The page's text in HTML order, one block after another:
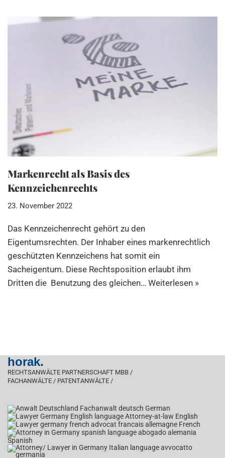
Markenrecht als Basis des
Kennzeichenrechts
23. November 2022
Das Kennzeichenrecht gehört zu den
Eigentumsrechten. Der Inhaber eines markenrechtlich
geschützten Kennzeichens hat somit ein
Sacheigentum. Diese Rechtsposition erlaubt ihm
Dritten die Benutzung des gleichen… Weiterlesen »
horak.
RECHTSANWÄLTE PARTNERSCHAFT MBB /
FACHANWÄLTE / PATENTANWÄLTE /
German
English
French
Spanish